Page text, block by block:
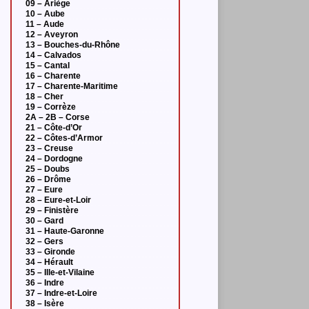
09 – Ariège
10 – Aube
11 – Aude
12 – Aveyron
13 – Bouches-du-Rhône
14 – Calvados
15 – Cantal
16 – Charente
17 – Charente-Maritime
18 – Cher
19 – Corrèze
2A – 2B – Corse
21 – Côte-d’Or
22 – Côtes-d’Armor
23 – Creuse
24 – Dordogne
25 – Doubs
26 – Drôme
27 – Eure
28 – Eure-et-Loir
29 – Finistère
30 – Gard
31 – Haute-Garonne
32 – Gers
33 – Gironde
34 – Hérault
35 – Ille-et-Vilaine
36 – Indre
37 – Indre-et-Loire
38 – Isère